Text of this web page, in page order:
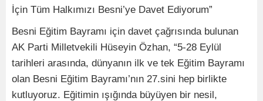
İçin Tüm Halkımızı Besni’ye Davet Ediyorum”
Besni Eğitim Bayramı için davet çağrısında bulunan
AK Parti Milletvekili Hüseyin Özhan, “5-28 Eylül
tarihleri arasında, dünyanın ilk ve tek Eğitim Bayramı
olan Besni Eğitim Bayramı’nın 27.sini hep birlikte
kutluyoruz. Eğitimin ışığında büyüyen bir nesil,